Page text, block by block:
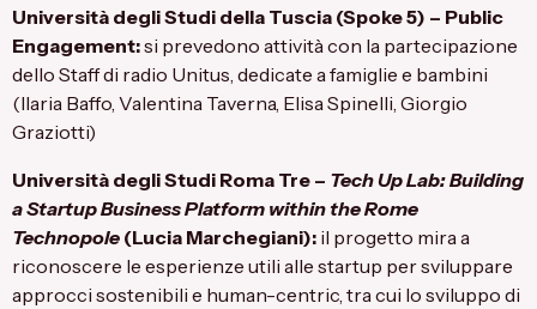
Università degli Studi della Tuscia (Spoke 5) – Public
Engagement:si prevedono attività con la partecipazione
dello Staff di radio Unitus, dedicate a famiglie e bambini
(Ilaria Baffo, Valentina Taverna, Elisa Spinelli, Giorgio
Graziotti)
Università degli Studi Roma Tre – Tech Up Lab: Building
a Startup Business Platform within the Rome
Technopole (Lucia Marchegiani): il progetto mira a
riconoscere le esperienze utili alle startup per sviluppare
approcci sostenibili e human-centric, tra cui lo sviluppo di